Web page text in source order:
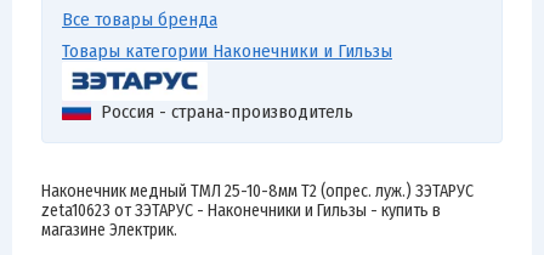
Все товары бренда
Товары категории Наконечники и Гильзы
Россия - страна-производитель
Наконечник медный ТМЛ 25-10-8мм Т2 (опрес. луж.) ЗЭТАРУС
zeta10623 от ЗЭТАРУС - Наконечники и Гильзы - купить в
магазине Электрик.